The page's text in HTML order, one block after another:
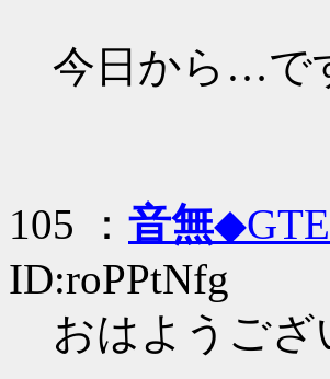
今日から…で
105 ： 音無
ID:roPPtNfg
おはようござ